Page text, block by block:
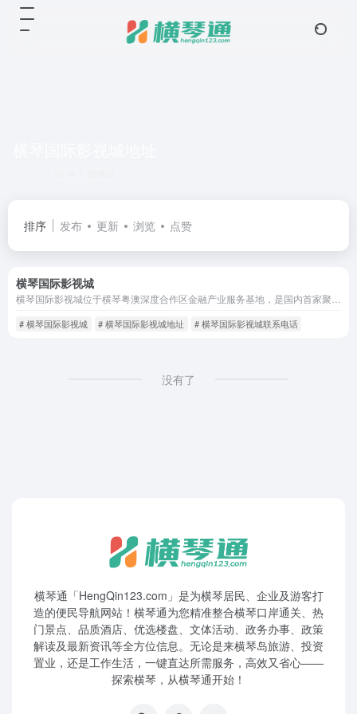
排序 发布 更新 浏览 点赞
横琴国际影视城
# 横琴国际影视城 # 横琴国际影视城地址 # 横琴国际影视城联系电话
没有了
横琴通「HengQin123.com」是为横琴居民、企业及游客打
造的便民导航网站！横琴通为您精准整合横琴口岸通关、热
门景点、品质酒店、优选楼盘、文体活动、政务办事、政策
解读及最新资讯等全方位信息。无论是来横琴岛旅游、投资
置业，还是工作生活，一键直达所需服务，高效又省心——
探索横琴，从横琴通开始！